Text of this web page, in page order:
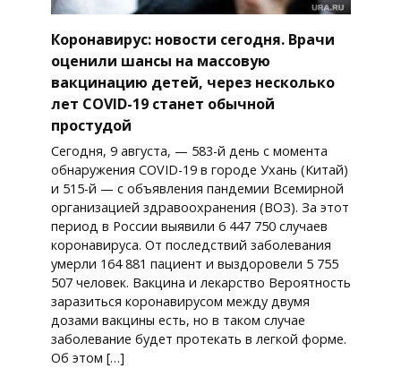
Коронавирус: новости сегодня. Врачи
оценили шансы на массовую
вакцинацию детей, через несколько
лет COVID-19 станет обычной
простудой
Сегодня, 9 августа, — 583-й день с момента
обнаружения COVID-19 в городе Ухань (Китай)
и 515-й — с объявления пандемии Всемирной
организацией здравоохранения (ВОЗ). За этот
период в России выявили 6 447 750 случаев
коронавируса. От последствий заболевания
умерли 164 881 пациент и выздоровели 5 755
507 человек. Вакцина и лекарство Вероятность
заразиться коронавирусом между двумя
дозами вакцины есть, но в таком случае
заболевание будет протекать в легкой форме.
Об этом […]